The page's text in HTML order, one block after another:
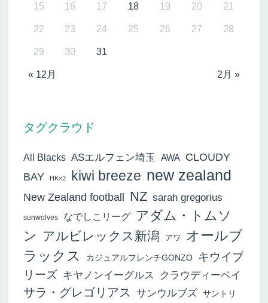
« 12月 2月 »
15 16 17 18 19 20 21
22 23 24 25 26 27 28
29 30 31
タグクラウド
All Blacks ASエルフェン埼玉 AWA CLOUDY
BAY
HK×2 kiwi breeze new zealand
New Zealand football NZ sarah gregorius
sunwolves なでしこリーグ
アダム・トムソ
ン
アルビレックス新潟 アワ
オールブ
ラックス
カジュアルフレンチGONZO
キウイブ
リーズ キヤノンイーグルス クラウディーベイ
サラ・グレゴリアス サンウルブズ サントリ